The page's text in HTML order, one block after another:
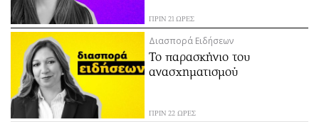
Πολιτική
Βουλευτικές 2026
Εκλογές 2024
Προεδρικές 2023
Δημοσκοπήσεις
Διπλωματία
Αγγελίες
Ενοικιάζονται
Πωλούνται
Θέσεις εργασίας
ΠΡΙΝ 21 ΩΡΕΣ
Διασπορά Ειδήσεων
Το παρασκήνιο του
ανασχηματισμού
ΠΡΙΝ 22 ΩΡΕΣ